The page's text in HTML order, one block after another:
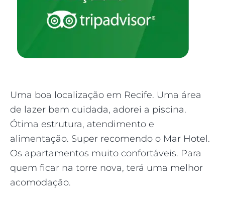
Uma boa localização em Recife. Uma área
de lazer bem cuidada, adorei a piscina.
Ótima estrutura, atendimento e
alimentação. Super recomendo o Mar Hotel.
Os apartamentos muito confortáveis. Para
quem ficar na torre nova, terá uma melhor
acomodação.